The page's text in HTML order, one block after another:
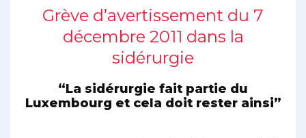
Grève d’avertissement du 7
décembre 2011 dans la
sidérurgie
“La sidérurgie fait partie du
Luxembourg et cela doit rester ainsi”